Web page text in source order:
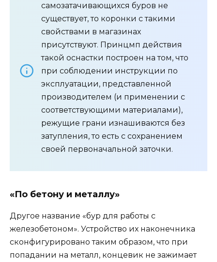
самозатачивающихся буров не
существует, то коронки с такими
свойствами в магазинах
присутствуют. Принцмп действия
такой оснастки построен на том, что
при соблюдении инструкции по
эксплуатации, представленной
производителем (и применении с
соответствующими материалами),
режущие грани изнашиваются без
затупления, то есть с сохранением
своей первоначальной заточки.
«По бетону и металлу»
Другое название «бур для работы с
железобетоном». Устройство их наконечника
сконфигурировано таким образом, что при
попадании на металл, концевик не зажимает